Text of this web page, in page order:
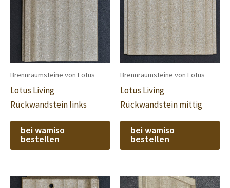
Brennraumsteine von Lotus
Lotus Living
Rückwandstein links
bei wamiso
bestellen
Brennraumsteine von Lotus
Lotus Living
Rückwandstein mittig
bei wamiso
bestellen